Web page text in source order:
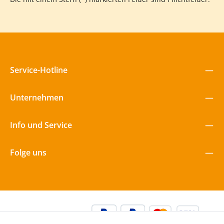
Service-Hotline
Unternehmen
Info und Service
Folge uns